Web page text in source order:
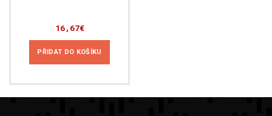
16,67€
PŘIDAT DO KOŠÍKU